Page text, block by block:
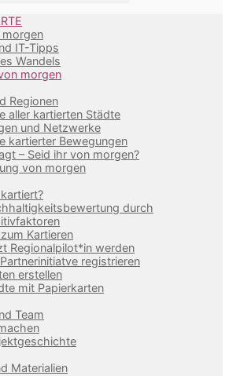
morgen
IT-Tipps
Wandels
morgen
Regionen
aller kartierten Städte
und Netzwerke
kartierter Bewegungen
– Seid ihr von morgen?
von morgen
durch
Kartieren
Regionalpilot*in werden
registrieren
erstellen
mit Papierkarten
Team
Materialien